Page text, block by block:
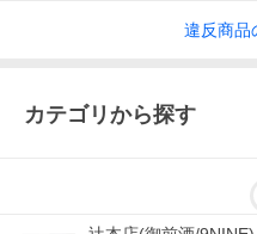
違反商品
カテゴリから探す